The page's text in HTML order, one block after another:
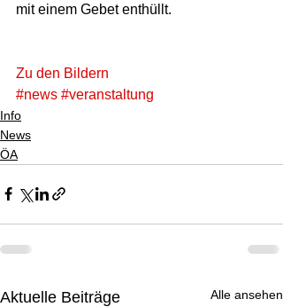
mit einem Gebet enthüllt.
Zu den Bildern
#news #veranstaltung
Info
News
ÖA
Aktuelle Beiträge Alle ansehen